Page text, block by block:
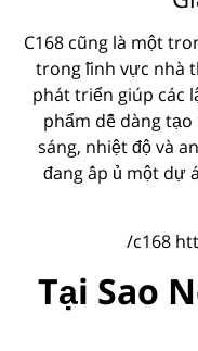
C168 cũng là một
trong lĩnh vực nhà
phát triển giúp các
phẩm dễ dàng
sáng, nhiệt độ và
đang ấp ủ một dự
Tại Sao